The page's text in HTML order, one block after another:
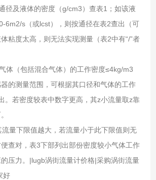
径及液体的密度（g/cm3）查表1；如该液
6m2/s（或lcst），则按通径在表2查出（可
粘度太高，则无法实现测量（表2中有“/”者
体（包括混合气体）的工作密度≤4kg/m3
的测量范围，可根据其口径和气体的工作
。若密度较表中数字更高，其z小流量取z靠
量下限值越大，若流量小于此下限值则无
查对，表3下部列出部份密度较小气体工作
压力。|lugb涡街流量计价格|采购涡街流量
好